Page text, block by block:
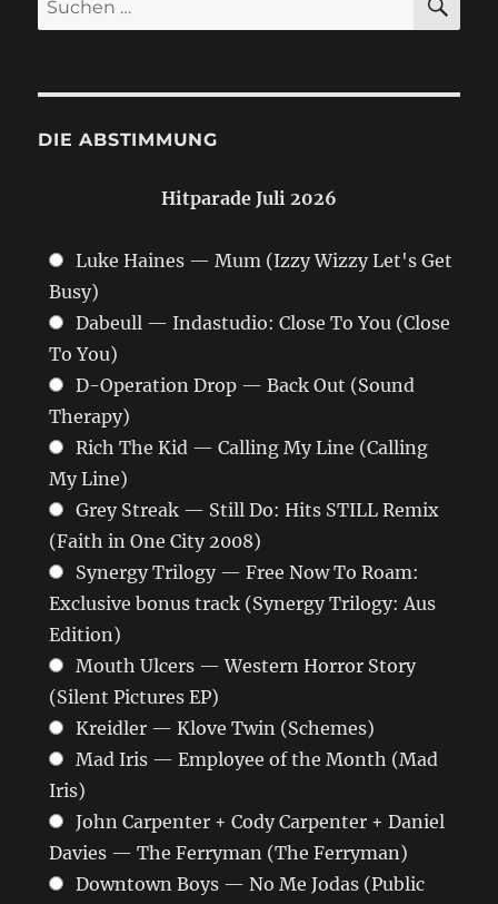
nach:
DIE ABSTIMMUNG
Hitparade Juli 2026
Luke Haines — Mum (Izzy Wizzy Let's Get
Busy)
Dabeull — Indastudio: Close To You (Close
To You)
D-Operation Drop — Back Out (Sound
Therapy)
Rich The Kid — Calling My Line (Calling
My Line)
Grey Streak — Still Do: Hits STILL Remix
(Faith in One City 2008)
Synergy Trilogy — Free Now To Roam:
Exclusive bonus track (Synergy Trilogy: Aus
Edition)
Mouth Ulcers — Western Horror Story
(Silent Pictures EP)
Kreidler — Klove Twin (Schemes)
Mad Iris — Employee of the Month (Mad
Iris)
John Carpenter + Cody Carpenter + Daniel
Davies — The Ferryman (The Ferryman)
Downtown Boys — No Me Jodas (Public